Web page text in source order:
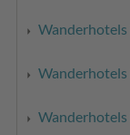
Wanderhotels